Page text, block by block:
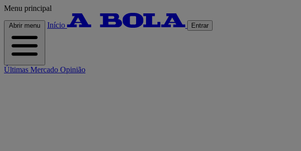
Menu principal
Abrir menu Início Entrar
Últimas Mercado Opinião